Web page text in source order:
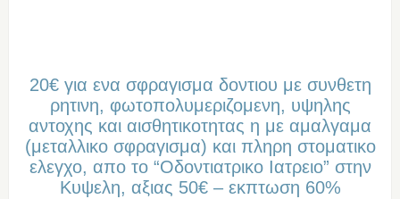
20€ για ενα σφραγισμα δοντιου με συνθετη
ρητινη, φωτοπολυμεριζομενη, υψηλης
αντοχης και αισθητικοτητας η με αμαλγαμα
(μεταλλικο σφραγισμα) και πληρη στοματικο
ελεγχο, απο το “Οδοντιατρικο Ιατρειο” στην
Κυψελη, αξιας 50€ – εκπτωση 60%